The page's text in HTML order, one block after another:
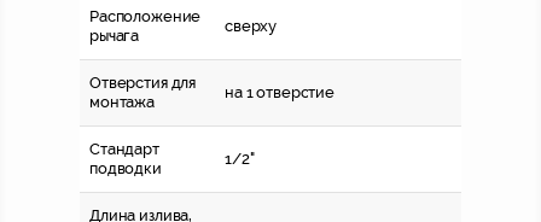
Расположение
рычага
сверху
Отверстия для
монтажа
на 1 отверстие
Стандарт
подводки
1/2"
Длина излива,